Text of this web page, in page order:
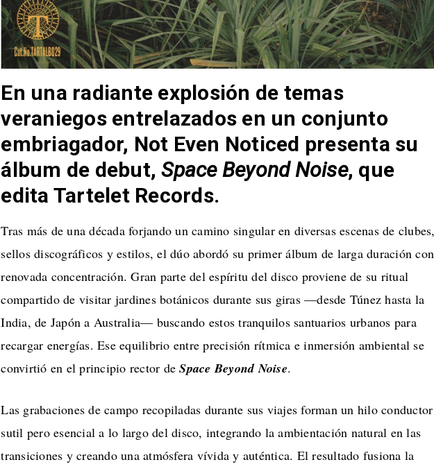
En una radiante explosión de temas
veraniegos entrelazados en un conjunto
embriagador, Not Even Noticed presenta su
álbum de debut,Space Beyond Noise, que
edita Tartelet Records.
Tras más de una década forjando un camino singular en diversas escenas de
sellos discográficos y estilos, el dúo abordó su primer álbum de larga duración con
renovada concentración. Gran parte del espíritu del disco proviene de su ritual
compartido de visitar jardines botánicos durante sus giras —desde Túnez hasta la
India, de Japón a Australia— buscando estos tranquilos santuarios urbanos para
recargar energías. Ese equilibrio entre precisión rítmica e inmersión ambiental se
convirtió en el principio rector deSpace Beyond Noise.
Las grabaciones de campo recopiladas durante sus viajes forman un hilo conductor
sutil pero esencial a lo largo del disco, integrando la ambientación natural en las
transiciones y creando una atmósfera vívida y auténtica. El resultado fusiona la